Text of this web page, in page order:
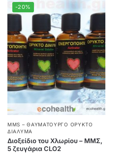
-20%
MMS – ΘΑΥΜΑΤΟΥΡΓΌ ΟΡΥΚΤΌ
ΔΙΆΛΥΜΑ
Διοξείδιο του Χλωρίου – ΜΜΣ,
5 ζευγάρια CLO2